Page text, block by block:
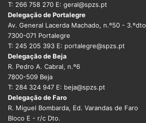
T: 266 758 270 E: geral@spzs.pt
Delegação de Portalegre
Av. General Lacerda Machado, n.º50 - 3.ºdto
7300-071 Portalegre
T: 245 205 393 E: portalegre@spzs.pt
Delegação de Beja
R. Pedro A. Cabral, n.º6
7800-509 Beja
T: 284 324 947 E: beja@spzs.pt
Delegação de Faro
R. Miguel Bombarda, Ed. Varandas de Faro
Bloco E - r/c Dto.